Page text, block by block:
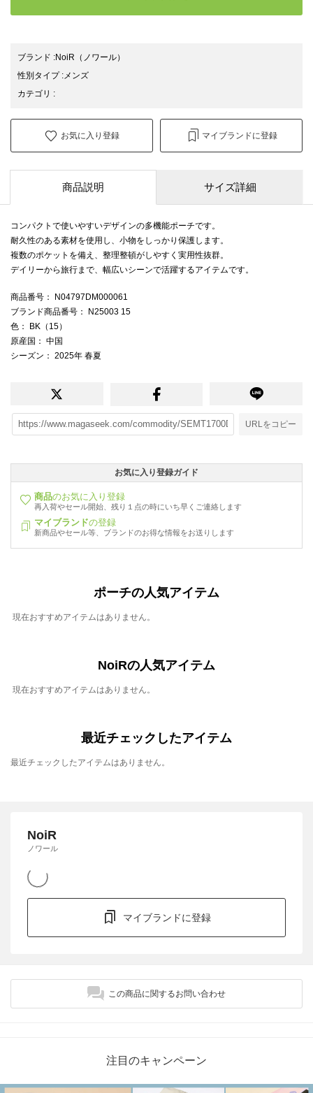
ブランド :NoiR （ノワール）
性別タイプ: メンズ
カテゴリ :
お気に入り登録 マイブランドに登録
商品説明 サイズ詳細
コンパクトで使いやすいデザインの多機能ポーチです。
耐久性のある素材を使用し、小物をしっかり保護します。
複数のポケットを備え、整理整頓がしやすく実用性抜群。
デイリーから旅行まで、幅広いシーンで活躍するアイテムです。
商品番号 ： N04797DM000061
ブランド商品番号 ： N25003 15
色 ： BK（15）
原産国 ： 中国
シーズン ： 2025年 春夏
URLをコピー
お気に入り登録ガイド
商品のお気に入り登録
再入荷やセール開始、残り１点の時にいち早くご連絡します
マイブランドの登録
新商品やセール等、ブランドのお得な情報をお送りします
ポーチの人気アイテム
現在おすすめアイテムはありません。
NoiRの人気アイテム
現在おすすめアイテムはありません。
最近チェックしたアイテム
最近チェックしたアイテムはありません。
NoiR
ノワール
マイブランドに登録
この商品に関するお問い合わせ
注目のキャンペーン